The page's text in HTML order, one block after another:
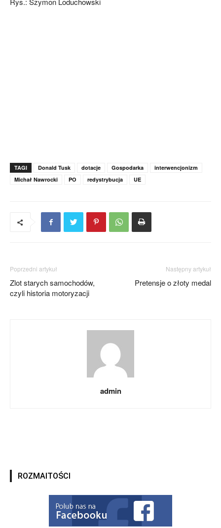
TAGI Donald Tusk dotacje Gospodarka
interwencjonizm
Michał Nawrocki
PO redystrybucja UE
Poprzedni artykuł
Zlot starych samochodów,
czyli historia motoryzacji
Następny artykuł
Pretensje o złoty medal
admin
ROZMAITOŚCI